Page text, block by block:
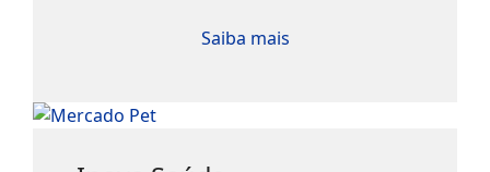
Saiba mais